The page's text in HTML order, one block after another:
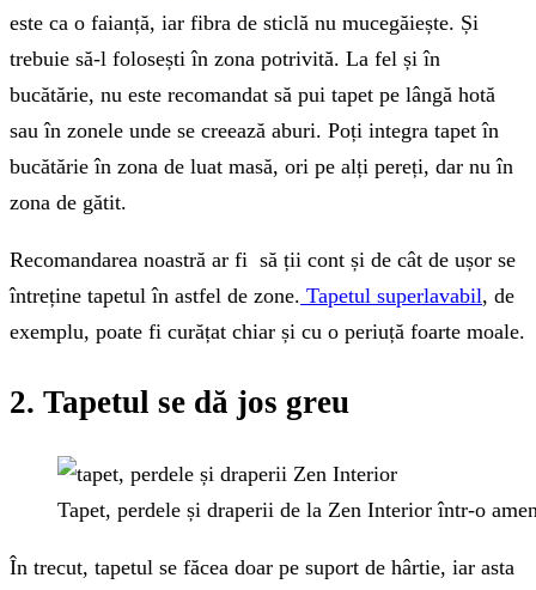
este ca o faianță, iar fibra de sticlă nu mucegăiește. Și
trebuie să-l folosești în zona potrivită. La fel și în
bucătărie, nu este recomandat să pui tapet pe lângă hotă
sau în zonele unde se creează aburi. Poți integra tapet în
bucătărie în zona de luat masă, ori pe alți pereți, dar nu în
zona de gătit.
Recomandarea noastră ar fi să ții cont și de cât de ușor se
întreține tapetul în astfel de zone. Tapetul superlavabil, de
exemplu, poate fi curățat chiar și cu o periuță foarte moale.
2. Tapetul se dă jos greu
Tapet, perdele și draperii de la Zen Interior într-o
În trecut, tapetul se făcea doar pe suport de hârtie, iar asta